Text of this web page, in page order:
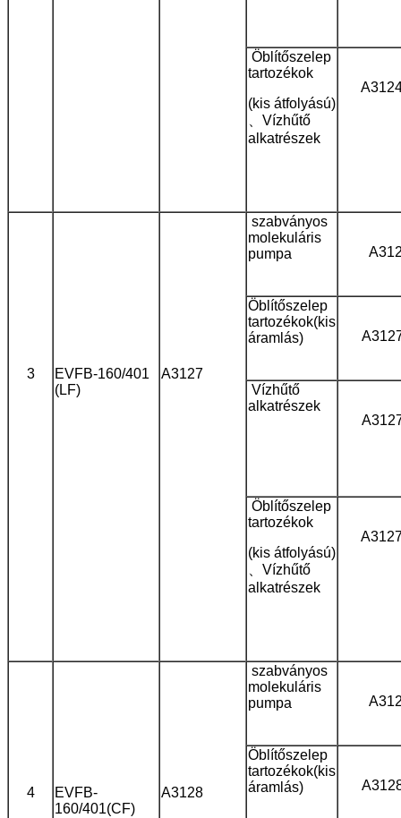
Öblítőszelep
tartozékok
(kis átfolyású)
、Vízhűtő
alkatrészek
3
EVFB-160/401
(LF)
A3127
szabványos
molekuláris
pumpa
Öblítőszelep
tartozékok(kis
áramlás)
Vízhűtő
alkatrészek
Öblítőszelep
tartozékok
(kis átfolyású)
、Vízhűtő
alkatrészek
4
EVFB-
160/401(CF)
A3128
szabványos
molekuláris
pumpa
Öblítőszelep
tartozékok(kis
áramlás)